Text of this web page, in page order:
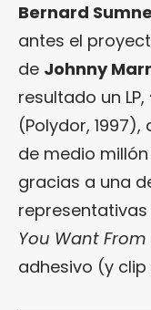
Bernard
antes el
de Johnny Marr
resultado un LP,
(Polydor,
de medio
gracias a una
You Want From
adhesivo (y